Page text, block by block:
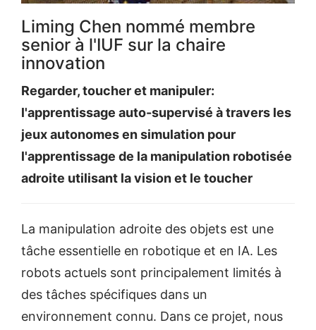
Liming Chen nommé membre
senior à l'IUF sur la chaire
innovation
Regarder, toucher et manipuler:
l'apprentissage auto-supervisé à travers les
jeux autonomes en simulation pour
l'apprentissage de la manipulation robotisée
adroite utilisant la vision et le toucher
La manipulation adroite des objets est une
tâche essentielle en robotique et en IA. Les
robots actuels sont principalement limités à
des tâches spécifiques dans un
environnement connu. Dans ce projet, nous